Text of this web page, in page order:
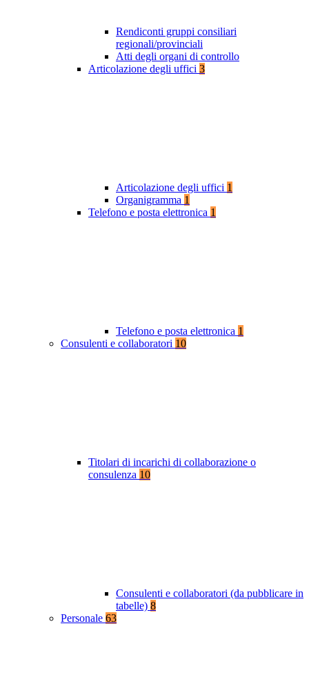
Rendiconti gruppi consiliari
regionali/provinciali
Atti degli organi di controllo
Articolazione degli uffici 3
Articolazione degli uffici 1
Organigramma 1
Telefono e posta elettronica 1
Telefono e posta elettronica 1
Consulenti e collaboratori 10
Titolari di incarichi di collaborazione o
consulenza 10
Consulenti e collaboratori (da pubblicare in
tabelle) 8
Personale 63